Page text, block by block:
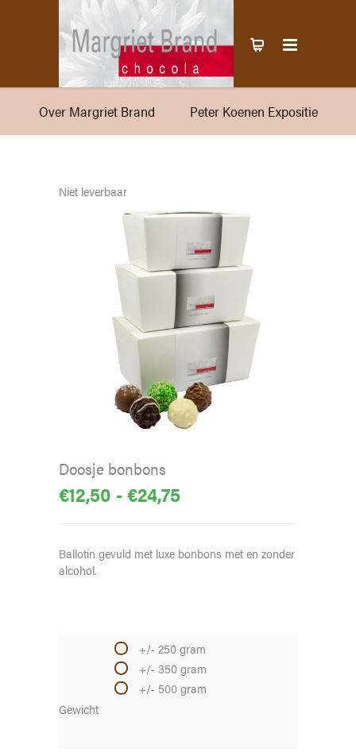
Over Margriet Brand Peter Koenen Expositie
Niet leverbaar
Doosje bonbons
€12,50 -€24,75Prijsklasse:
tot
Ballotin gevuld met luxe bonbons met en zonder
alcohol.
Gewicht
+/- 250 gram
+/- 350 gram
+/- 500 gram